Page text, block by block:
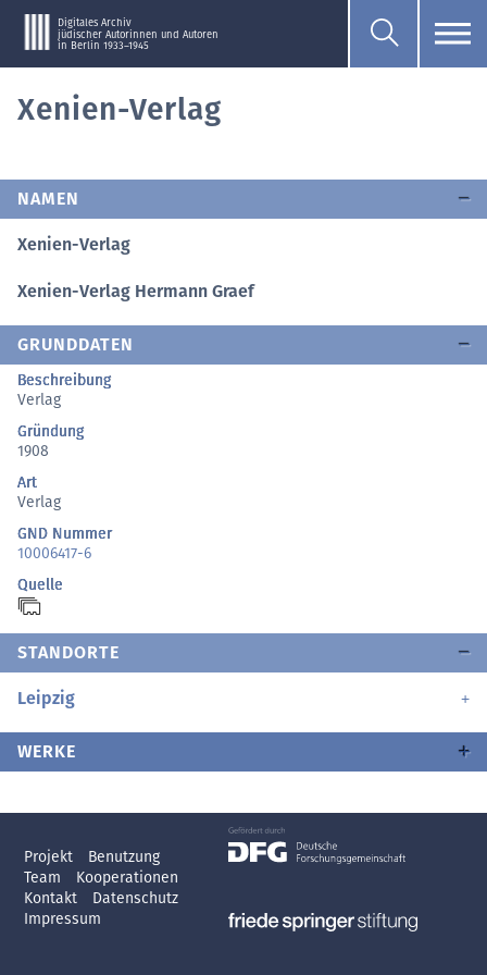
Digitales Archiv
jüdischer Autorinnen und Autoren
in Berlin 1933–1945
Xenien-Verlag
NAMEN
Xenien-Verlag
Xenien-Verlag Hermann Graef
GRUNDDATEN
Beschreibung
Verlag
Gründung
1908
Art
Verlag
GND Nummer
10006417-6
Quelle
STANDORTE
Leipzig
WERKE
Projekt
Benutzung
Team
Kooperationen
Kontakt
Datenschutz
Impressum